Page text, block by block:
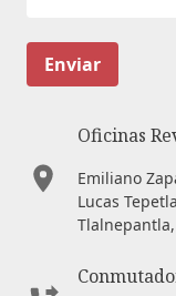
Enviar
Oficinas
Emiliano
Lucas